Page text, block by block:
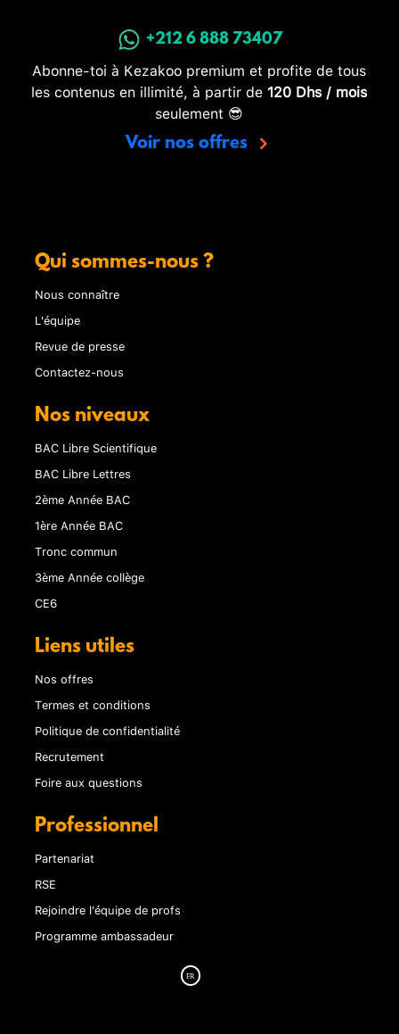
+212 6 888 73407
Abonne-toi à Kezakoo premium et profite de tous
les contenus en illimité, à partir de 120 Dhs / mois
seulement 😎
Voir nos offres
Qui sommes-nous ?
Nous connaître
L'équipe
Revue de presse
Contactez-nous
Nos niveaux
BAC Libre Scientifique
BAC Libre Lettres
2ème Année BAC
1ère Année BAC
Tronc commun
3ème Année collège
CE6
Liens utiles
Nos offres
Termes et conditions
Politique de confidentialité
Recrutement
Foire aux questions
Professionnel
Partenariat
RSE
Rejoindre l'équipe de profs
Programme ambassadeur